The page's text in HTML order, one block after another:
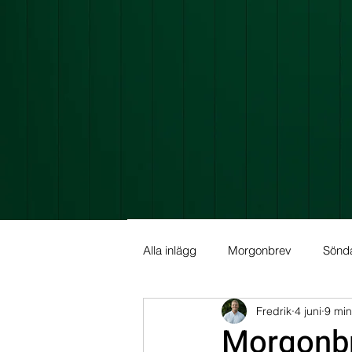
Alla inlägg Morgonbrev
Allmän info Fundamental
Fredrik 4 juni 9